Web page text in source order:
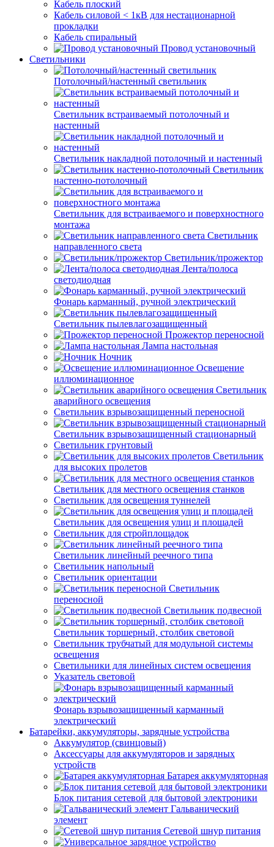
Кабель плоский
Кабель силовой < 1кВ для нестационарной
прокладки
Кабель спиральный
Провод установочный
Светильники
Потолочный/настенный светильник
Светильник встраиваемый потолочный и
настенный
Светильник накладной потолочный и настенный
Светильник
настенно-потолочный
Светильник для встраиваемого и поверхностного
монтажа
Светильник
направленного света
Светильник/прожектор
Лента/полоса
светодиодная
Фонарь карманный, ручной электрический
Светильник пылевлагозащищенный
Прожектор переносной
Лампа настольная
Ночник
Освещение
иллюминационное
Светильник
аварийного освещения
Светильник взрывозащищенный переносной
Светильник взрывозащищенный стационарный
Светильник грунтовый
Светильник
для высоких пролетов
Светильник для местного освещения станков
Светильник для освещения туннелей
Светильник для освещения улиц и площадей
Светильник для стройплощадок
Светильник линейный реечного типа
Светильник напольный
Светильник ориентации
Светильник
переносной
Светильник подвесной
Светильник торшерный, столбик световой
Светильник трубчатый для модульной системы
освещения
Светильники для линейных систем освещения
Указатель световой
Фонарь взрывозащищенный карманный
электрический
Батарейки, аккумуляторы, зарядные устройства
Аккумулятор (свинцовый)
Аксессуары для аккумуляторов и зарядных
устройств
Батарея аккумуляторная
Блок питания сетевой для бытовой электроники
Гальванический
элемент
Сетевой шнур питания